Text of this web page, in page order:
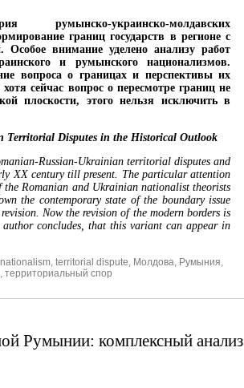
румынско-украинско-молдавских
границ государств в регионе с
внимание уделено анализу работ
и румынского национализмов.
вопроса о границах и перспективы их
сейчас вопрос о пересмотре границ не
плоскости, этого нельзя исключить в
Territorial Disputes in the Historical Outlook
Russian-Ukrainian territorial disputes and
XX century till present. The particular attention
Romanian and Ukrainian nationalist theorists
the contemporary state of the boundary issue
Now the revision of the modern borders is
concludes, that this variant can appear in
nationalism, territorial dispute, Молдова, Румыния,
, территориальный спор
Румынии: комплексный анализ